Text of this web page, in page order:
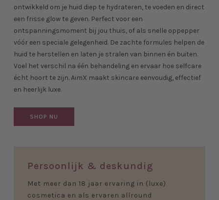
ontwikkeld om je huid diep te hydrateren, te voeden en direct
een frisse glow te geven. Perfect voor een
ontspanningsmoment bij jou thuis, of als snelle oppepper
vóór een speciale gelegenheid. De zachte formules helpen de
huid te herstellen en laten je stralen van binnen én buiten.
Voel het verschil na één behandeling en ervaar hoe selfcare
écht hoort te zijn. AimX maakt skincare eenvoudig, effectief
en heerlijk luxe.
SHOP NU
Persoonlijk & deskundig
Met meer dan 18 jaar ervaring in (luxe)
cosmetica en als ervaren allround